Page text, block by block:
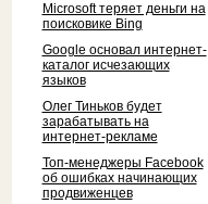
Microsoft теряет деньги на
поисковике Bing
Google основал интернет-
каталог исчезающих
языков
Олег Тиньков будет
зарабатывать на
интернет-рекламе
Топ-менеджеры Facebook
об ошибках начинающих
продвиженцев